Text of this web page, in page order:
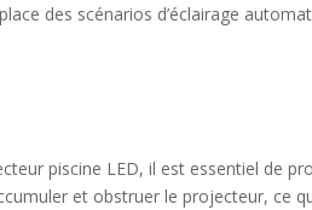
des scénarios d’éclairage
piscine LED, il est essentiel de
et obstruer le projecteur, ce